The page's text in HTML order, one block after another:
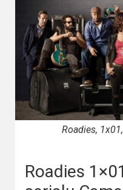
Horrory
Kino
azjatyckie
Kino
europejskie
Komedie
Roadies,
Roadies